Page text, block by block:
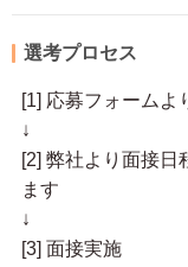
選考プロセス
[1] 応募フォームよ
↓
[2] 弊社より面接日
ます
↓
[3] 面接実施